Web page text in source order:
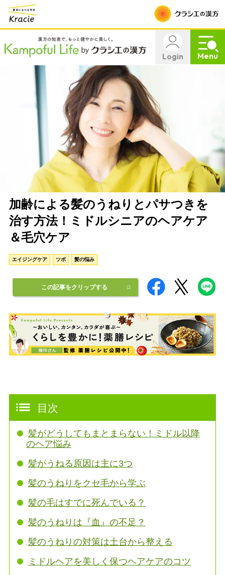
Login Menu
加齢による髪のうねりとパサつきを
治す方法！ミドルシニアのヘアケア
＆毛穴ケア
エイジングケア ツボ 髪の悩み
この記事をクリップする
目次
髪がどうしてもまとまらない！ミドル以降
のヘア悩み
髪がうねる原因は主に3つ
髪のうねりをクセ毛から学ぶ
髪の毛はすでに死んでいる？
髪のうねりは『血』の不足？
髪のうねりの対策は土台から整える
ミドルヘアを美しく保つヘアケアのコツ